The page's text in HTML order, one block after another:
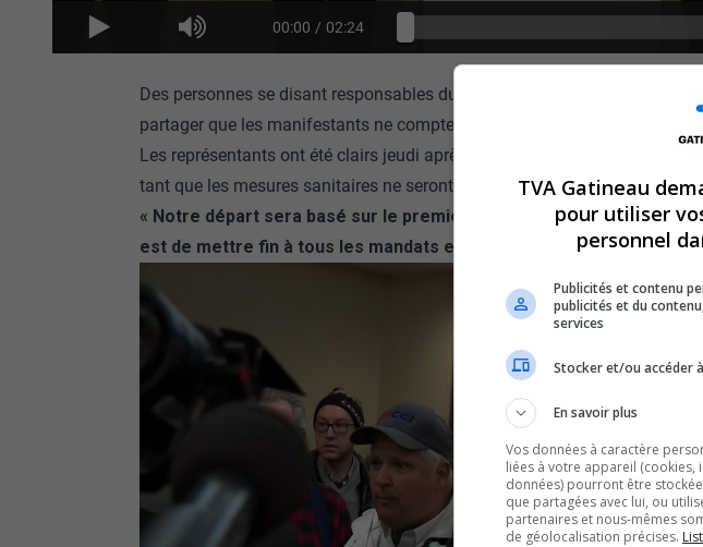
00:00 / 02:24
Des personnes se disant responsables du convoi de camionneurs ont pris
partager que les manifestants ne comptent pas bouger.
Les représentants ont été clairs jeudi après-midi, ils ne quitteront pas la
tant que les mesures sanitaires ne seront pas abolies.
« Notre départ sera basé sur le premier ministre à faire ce qui est
est de mettre fin à tous les mandats et restrictions de nos libertés
TVA Gatineau
pour utiliser
personnel
Publicités et contenu
publicités et du
services
Stocker et/ou accéder
En savoir plus
Vos données à caractère
liées à votre appareil (cookies,
données) pourront être
que partagées avec lui, ou
partenaires et nous-mêmes
de géolocalisation précises.